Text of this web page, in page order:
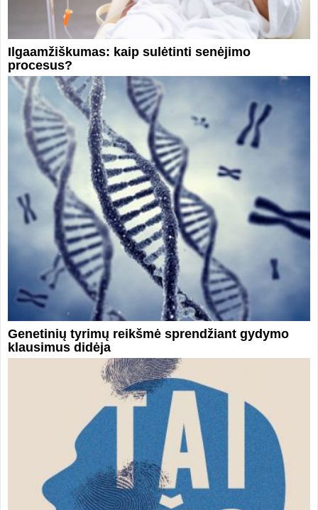
Ilgaamžiškumas: kaip sulėtinti senėjimo
procesus?
Genetinių tyrimų reikšmė sprendžiant gydymo
klausimus didėja